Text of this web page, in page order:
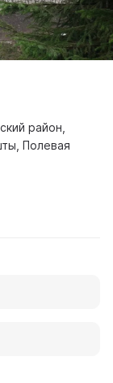
район,
Полевая